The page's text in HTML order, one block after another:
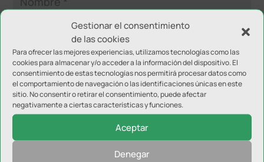
Gestionar el consentimiento
de las cookies
Para ofrecer las mejores experiencias, utilizamos tecnologías como las
cookies para almacenar y/o acceder a la información del dispositivo. El
consentimiento de estas tecnologías nos permitirá procesar datos como
el comportamiento de navegación o las identificaciones únicas en este
sitio. No consentir o retirar el consentimiento, puede afectar
negativamente a ciertas características y funciones.
Aceptar
Denegar
NOTICIAS RELACIONADAS